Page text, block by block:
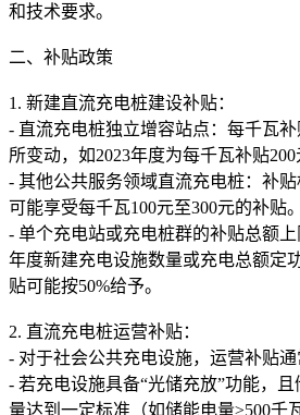
和技术要求。
二、补贴政策
1. 新建直流充电桩建设补贴：
- 直流充电桩独立增容站点：每千瓦
所变动，如2023年度为每千瓦补贴200
- 其他公共服务领域直流充电桩：补贴
可能享受每千瓦100元至300元的补贴。
- 单个充电站或充电桩群的补贴总额
年度新建充电设施数量或充电总额定
贴可能按50%给予。
2. 直流充电桩运营补贴：
- 对于社会公共充电设施，运营补贴通
- 若充电设施具备“光储充放”功能，
量达到一定标准（如储能电量≥500千